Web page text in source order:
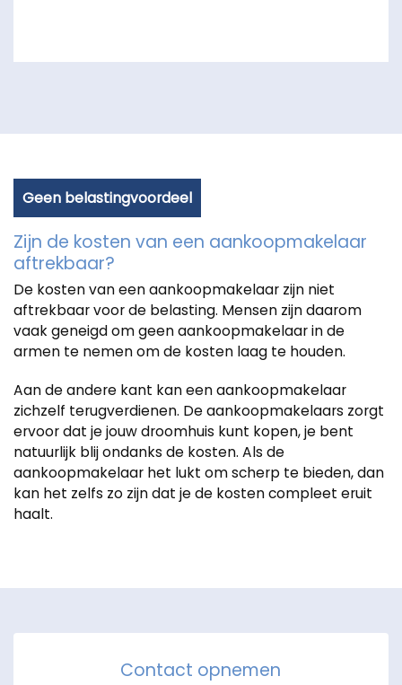
Geen belastingvoordeel
Zijn de kosten van een aankoopmakelaar
aftrekbaar?
De kosten van een aankoopmakelaar zijn niet
aftrekbaar voor de belasting. Mensen zijn daarom
vaak geneigd om geen aankoopmakelaar in de
armen te nemen om de kosten laag te houden.
Aan de andere kant kan een aankoopmakelaar
zichzelf terugverdienen. De aankoopmakelaars zorgt
ervoor dat je jouw droomhuis kunt kopen, je bent
natuurlijk blij ondanks de kosten. Als de
aankoopmakelaar het lukt om scherp te bieden, dan
kan het zelfs zo zijn dat je de kosten compleet eruit
haalt.
Contact opnemen